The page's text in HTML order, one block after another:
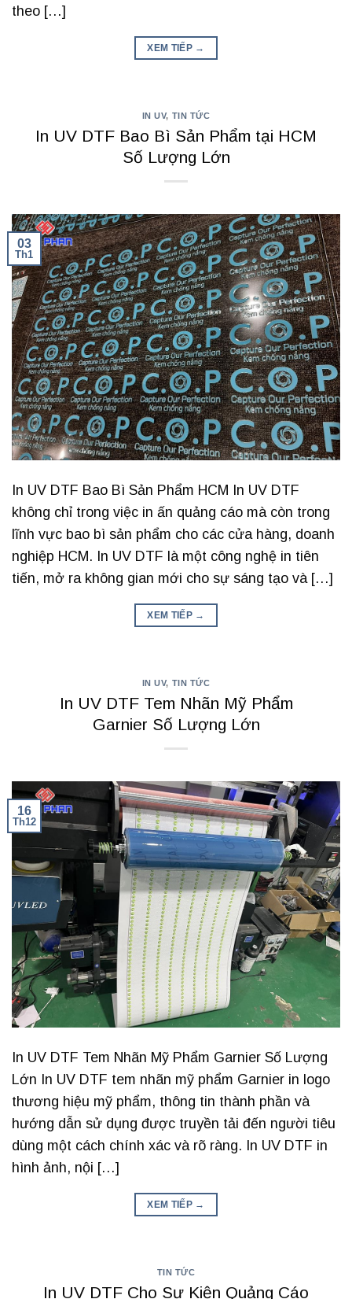
theo […]
XEM TIẾP →
IN UV, TIN TỨC
In UV DTF Bao Bì Sản Phẩm tại HCM
Số Lượng Lớn
03
Th1
In UV DTF Bao Bì Sản Phẩm HCM In UV DTF
không chỉ trong việc in ấn quảng cáo mà còn trong
lĩnh vực bao bì sản phẩm cho các cửa hàng, doanh
nghiệp HCM. In UV DTF là một công nghệ in tiên
tiến, mở ra không gian mới cho sự sáng tạo và […]
XEM TIẾP →
IN UV, TIN TỨC
In UV DTF Tem Nhãn Mỹ Phẩm
Garnier Số Lượng Lớn
16
Th12
In UV DTF Tem Nhãn Mỹ Phẩm Garnier Số Lượng
Lớn In UV DTF tem nhãn mỹ phẩm Garnier in logo
thương hiệu mỹ phẩm, thông tin thành phần và
hướng dẫn sử dụng được truyền tải đến người tiêu
dùng một cách chính xác và rõ ràng. In UV DTF in
hình ảnh, nội […]
XEM TIẾP →
TIN TỨC
In UV DTF Cho Sự Kiện Quảng Cáo